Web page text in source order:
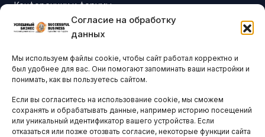
Согласие на обработку
данных
Мы используем файлы cookie, чтобы сайт работал корректно и
был удобнее для вас. Они помогают запоминать ваши настройки и
понимать, как вы пользуетесь сайтом.
Если вы согласитесь на использование cookie, мы сможем
сохранять и обрабатывать данные, например историю посещений
или уникальный идентификатор вашего устройства. Если
отказаться или позже отозвать согласие, некоторые функции сайта
Конференции и форумы
Бизнес-клубы и ассоциации
Остальные новости
АНАЛИТИКА И СТАТИСТИКА
ARTICLES IN ENGLISH